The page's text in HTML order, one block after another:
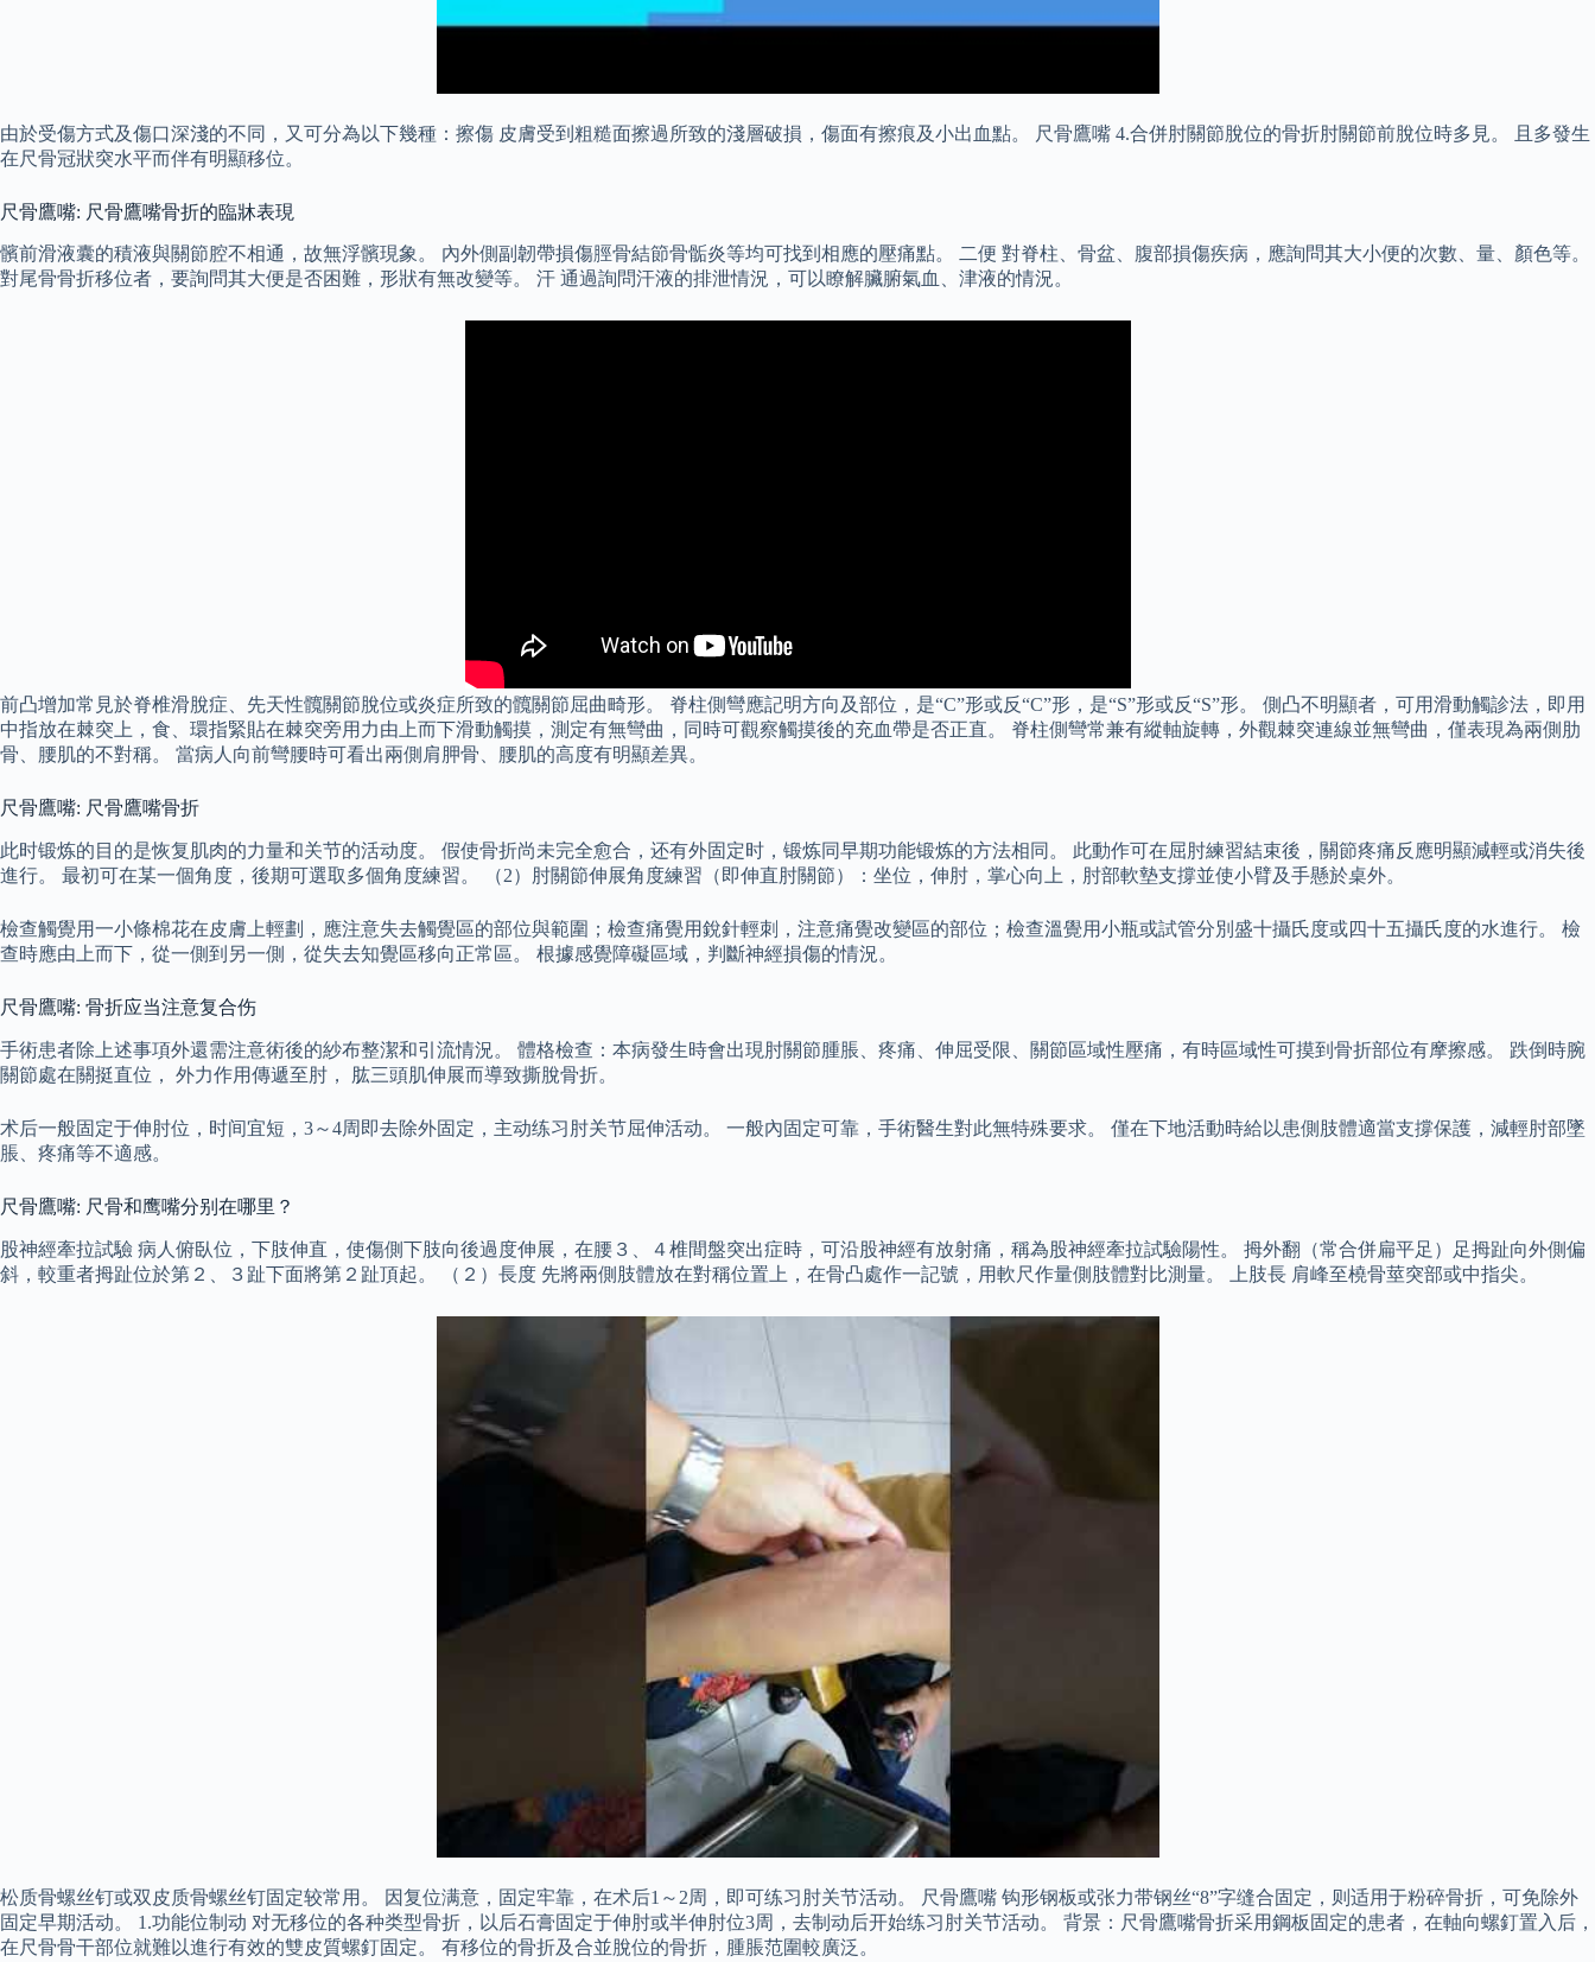
由於受傷方式及傷口深淺的不同，又可分為以下幾種：擦傷 皮膚受到粗糙面擦過所致的淺層破損，傷面有擦痕及小出血點。 尺骨鷹嘴 4.合併肘關節脫位的骨折肘關節前脫位時多見。 且多發生
在尺骨冠狀突水平而伴有明顯移位。
尺骨鷹嘴: 尺骨鷹嘴骨折的臨牀表現
髕前滑液囊的積液與關節腔不相通，故無浮髕現象。 內外側副韌帶損傷脛骨結節骨骺炎等均可找到相應的壓痛點。 二便 對脊柱、骨盆、腹部損傷疾病，應詢問其大小便的次數、量、顏色等。
對尾骨骨折移位者，要詢問其大便是否困難，形狀有無改變等。 汗 通過詢問汗液的排泄情況，可以瞭解臟腑氣血、津液的情況。
前凸增加常見於脊椎滑脫症、先天性髖關節脫位或炎症所致的髖關節屈曲畸形。 脊柱側彎應記明方向及部位，是“C”形或反“C”形，是“S”形或反“S”形。 側凸不明顯者，可用滑動觸診法，即用
中指放在棘突上，食、環指緊貼在棘突旁用力由上而下滑動觸摸，測定有無彎曲，同時可觀察觸摸後的充血帶是否正直。 脊柱側彎常兼有縱軸旋轉，外觀棘突連線並無彎曲，僅表現為兩側肋
骨、腰肌的不對稱。 當病人向前彎腰時可看出兩側肩胛骨、腰肌的高度有明顯差異。
尺骨鷹嘴: 尺骨鷹嘴骨折
此时锻炼的目的是恢复肌肉的力量和关节的活动度。 假使骨折尚未完全愈合，还有外固定时，锻炼同早期功能锻炼的方法相同。 此動作可在屈肘練習結束後，關節疼痛反應明顯減輕或消失後
進行。 最初可在某一個角度，後期可選取多個角度練習。 （2）肘關節伸展角度練習（即伸直肘關節）：坐位，伸肘，掌心向上，肘部軟墊支撐並使小臂及手懸於桌外。
檢查觸覺用一小條棉花在皮膚上輕劃，應注意失去觸覺區的部位與範圍；檢查痛覺用銳針輕刺，注意痛覺改變區的部位；檢查溫覺用小瓶或試管分別盛十攝氏度或四十五攝氏度的水進行。 檢
查時應由上而下，從一側到另一側，從失去知覺區移向正常區。 根據感覺障礙區域，判斷神經損傷的情況。
尺骨鷹嘴: 骨折应当注意复合伤
手術患者除上述事項外還需注意術後的紗布整潔和引流情況。 體格檢查：本病發生時會出現肘關節腫脹、疼痛、伸屈受限、關節區域性壓痛，有時區域性可摸到骨折部位有摩擦感。 跌倒時腕
關節處在關挺直位， 外力作用傳遞至肘， 肱三頭肌伸展而導致撕脫骨折。
术后一般固定于伸肘位，时间宜短，3～4周即去除外固定，主动练习肘关节屈伸活动。 一般內固定可靠，手術醫生對此無特殊要求。 僅在下地活動時給以患側肢體適當支撐保護，減輕肘部墜
脹、疼痛等不適感。
尺骨鷹嘴: 尺骨和鹰嘴分别在哪里？
股神經牽拉試驗 病人俯臥位，下肢伸直，使傷側下肢向後過度伸展，在腰３、４椎間盤突出症時，可沿股神經有放射痛，稱為股神經牽拉試驗陽性。 拇外翻（常合併扁平足）足拇趾向外側偏
斜，較重者拇趾位於第２、３趾下面將第２趾頂起。 （２）長度 先將兩側肢體放在對稱位置上，在骨凸處作一記號，用軟尺作量側肢體對比測量。 上肢長 肩峰至橈骨莖突部或中指尖。
松质骨螺丝钉或双皮质骨螺丝钉固定较常用。 因复位满意，固定牢靠，在术后1～2周，即可练习肘关节活动。 尺骨鷹嘴 钩形钢板或张力带钢丝“8”字缝合固定，则适用于粉碎骨折，可免除外
固定早期活动。 1.功能位制动 对无移位的各种类型骨折，以后石膏固定于伸肘或半伸肘位3周，去制动后开始练习肘关节活动。 背景：尺骨鷹嘴骨折采用鋼板固定的患者，在軸向螺釘置入后，
在尺骨骨干部位就難以進行有效的雙皮質螺釘固定。 有移位的骨折及合並脫位的骨折，腫脹范圍較廣泛。